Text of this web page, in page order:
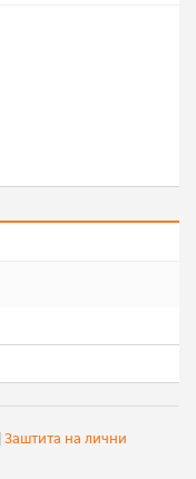
Заштита на лични